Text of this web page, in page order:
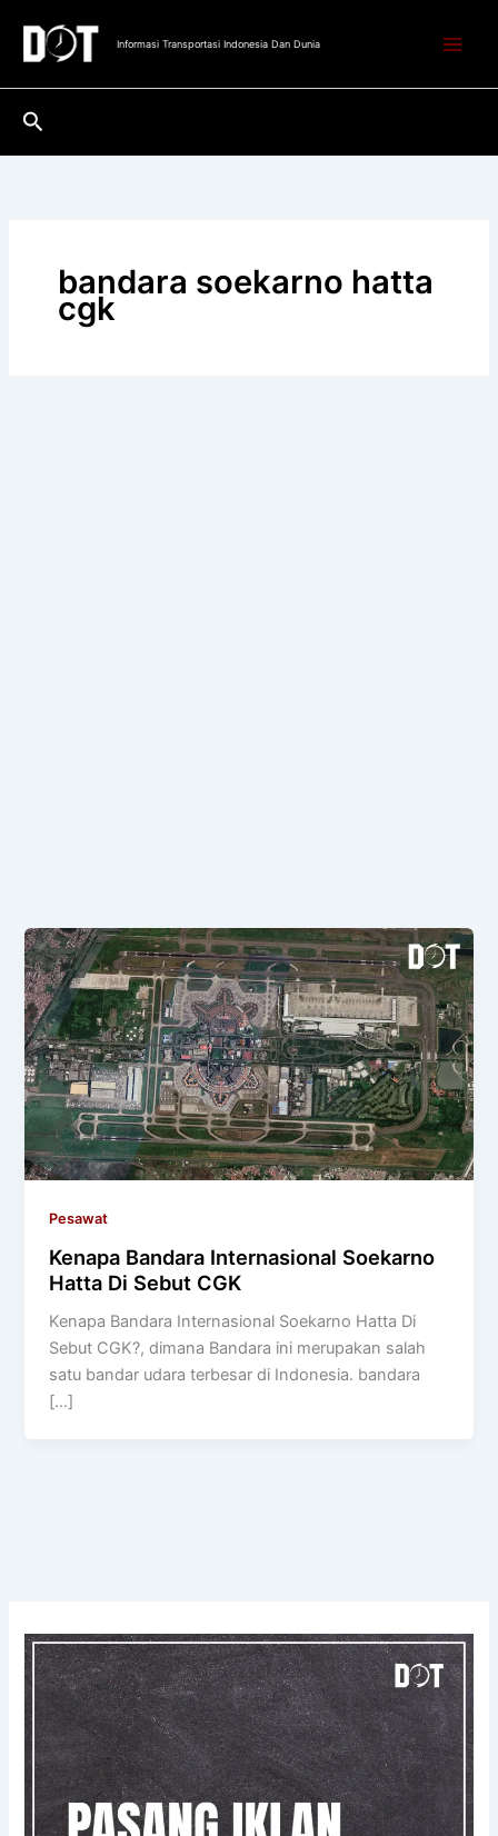
konten
Informasi Transportasi Indonesia Dan Dunia
Cari
bandara soekarno hatta
cgk
Pesawat
Kenapa Bandara Internasional Soekarno
Hatta Di Sebut CGK
Kenapa Bandara Internasional Soekarno Hatta Di
Sebut CGK?, dimana Bandara ini merupakan salah
satu bandar udara terbesar di Indonesia. bandara
[…]